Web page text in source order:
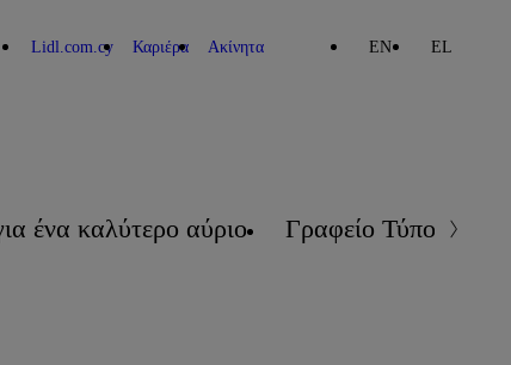
Lidl.com.cy Καριέρα Ακίνητα EN EL
ένα καλύτερο αύριο Γραφείο Τύπου